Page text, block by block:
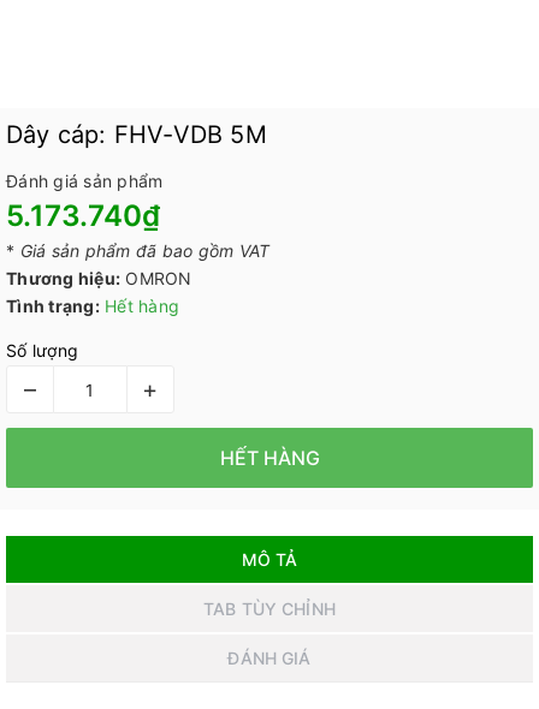
Dây cáp: FHV-VDB 5M
Đánh giá sản phẩm
5.173.740₫
* Giá sản phẩm đã bao gồm VAT
Thương hiệu: OMRON
Tình trạng: Hết hàng
Số lượng
– +
HẾT HÀNG
MÔ TẢ
TAB TÙY CHỈNH
ĐÁNH GIÁ